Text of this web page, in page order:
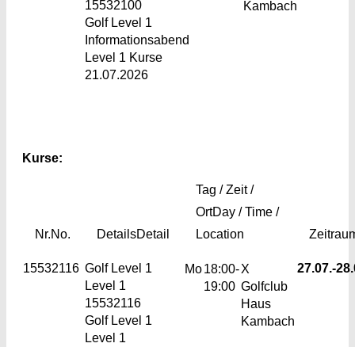
15532100
Golf Level 1
Informationsabend
Level 1 Kurse
21.07.2026
Kambach
Kurse:
Nr.No. DetailsDetail
Tag / Zeit /
OrtDay / Time /
Location
15532116 Golf Level 1
Level 1
15532116
Golf Level 1
Level 1
Mo18:00-
19:00
X
Golfclub
Haus
Kambach
27.07.-